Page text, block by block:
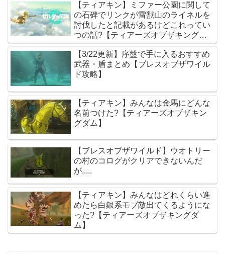
【ティアキン】ミファー公園に関して
の石碑でリンクが雷獣山のライネルを
討伐したと記載があるけどこれってい
つの話?【ティアーズオブザキングダ
ム】
【3/22更新】序盤で手に入るおすすめ
武器・盾まとめ【ブレスオブザワイル
ド攻略】
【ティアキン】みんなは金馬にどんな
名前つけた?【ティアーズオブザキン
グダム】
【ブレスオブザワイルド】ウオトリー
の村のコログがクリアできないんだ
が.....
【ティアキン】みんなはどれくらい進
めたら白銀系モブ敵出てくるようにな
った?【ティアーズオブザキングダ
ム】